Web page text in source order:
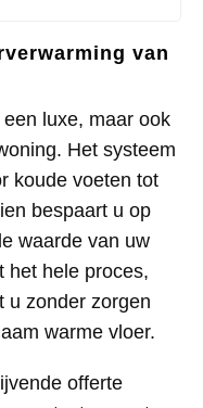
van
luxe, maar ook
Het systeem
koude voeten tot
bespaart u op
waarde van uw
het hele proces,
u zonder zorgen
warme vloer.
offerte